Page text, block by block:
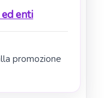
enti
promozione